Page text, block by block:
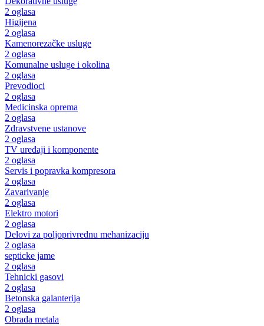
2 oglasa
Higijena
2 oglasa
Kamenorezačke usluge
2 oglasa
Komunalne usluge i okolina
2 oglasa
Prevodioci
2 oglasa
Medicinska oprema
2 oglasa
Zdravstvene ustanove
2 oglasa
TV uređaji i komponente
2 oglasa
Servis i popravka kompresora
2 oglasa
Zavarivanje
2 oglasa
Elektro motori
2 oglasa
Delovi za poljoprivrednu mehanizaciju
2 oglasa
septicke jame
2 oglasa
Tehnicki gasovi
2 oglasa
Betonska galanterija
2 oglasa
Obrada metala